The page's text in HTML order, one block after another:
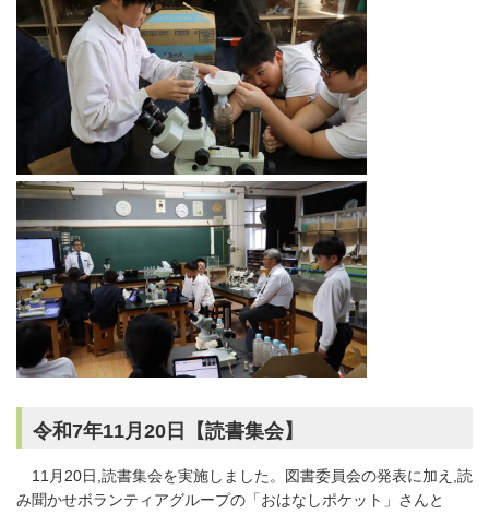
令和7年11月20日【読書集会】
11月20日,読書集会を実施しました。図書委員会の発表に加え,読
み聞かせボランティアグループの「おはなしポケット」さんと